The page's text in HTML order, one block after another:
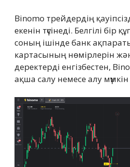
Binomo трейдердің
екенін түсінеді. Белгілі бір
соның ішінде банк
картасының нөмірлерін
деректерді енгізбестен,
ақша салу немесе алу